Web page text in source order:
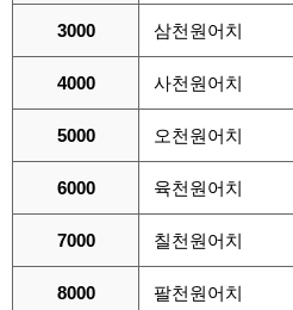
3000 삼천원어치
4000 사천원어치
5000 오천원어치
6000 육천원어치
7000 칠천원어치
8000 팔천원어치